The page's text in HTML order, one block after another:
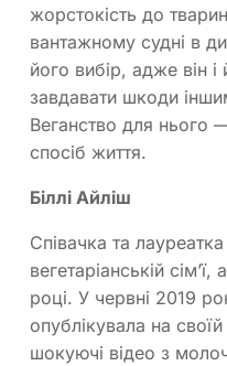
жорстокість до
вантажному судні в
його вибір, адже він
завдавати шкоди
Веганство для нього
спосіб життя.
Біллі Айліш
Співачка та
вегетаріанській
році. У червні 2019
опублікувала на
шокуючі відео з